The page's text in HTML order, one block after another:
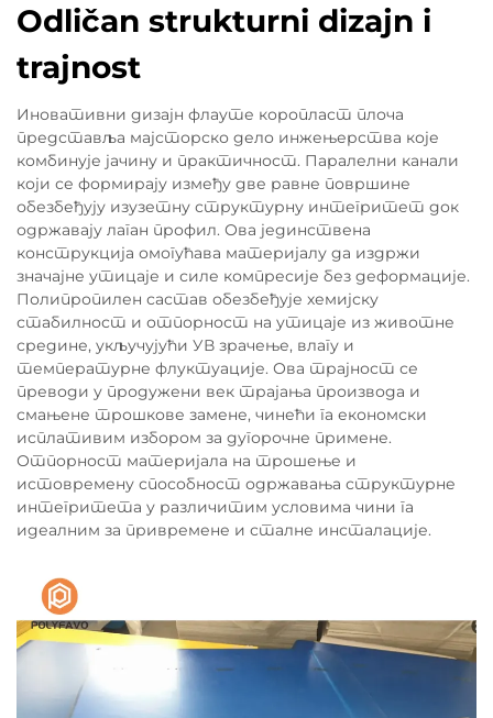
Odličan strukturni dizajn i
trajnost
Иновативни дизајн флауте коропласт плоча
представља мајсторско дело инжењерства које
комбинује јачину и практичност. Паралелни канали
који се формирају између две равне површине
обезбеђују изузетну структурну интегритет док
одржавају лаган профил. Ова јединствена
конструкција омогућава материјалу да издржи
значајне утицаје и силе компресије без деформације.
Полипропилен састав обезбеђује хемијску
стабилност и отпорност на утицаје из животне
средине, укључујући УВ зрачење, влагу и
температурне флуктуације. Ова трајност се
преводи у продужени век трајања производа и
смањене трошкове замене, чинећи га економски
исплативим избором за дугорочне примене.
Отпорност материјала на трошење и
истовремену способност одржавања структурне
интегритета у различитим условима чини га
идеалним за привремене и сталне инсталације.